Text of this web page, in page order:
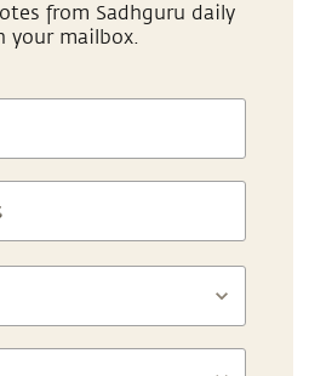
from Sadhguru daily
your mailbox.